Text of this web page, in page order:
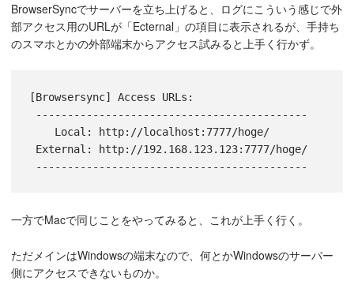
BrowserSyncでサーバーを立ち上げると、ログにこういう感じで外
部アクセス用のURLが「Ecternal」の項目に表示されるが、手持ち
のスマホとかの外部端末からアクセス試みると上手く行かず。
[Browsersync] Access URLs:
-------------------------------------------
    Local: http://localhost:7777/hoge/
External: http://192.168.123.123:7777/hoge/
-------------------------------------------
一方でMacで同じことをやってみると、これが上手く行く。
ただメインはWindowsの端末なので、何とかWindowsのサーバー
側にアクセスできないものか。